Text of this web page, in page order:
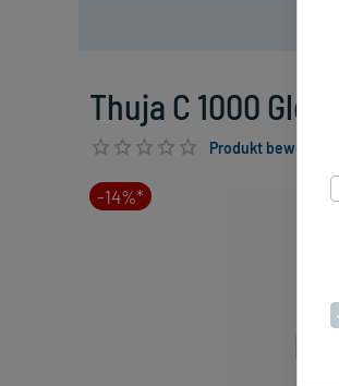
Thuja C 1000
Produkt bewerten
-14%*